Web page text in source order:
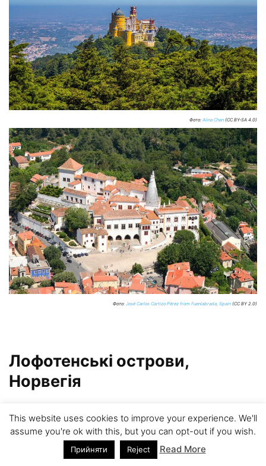
Фото: Alina Chan (CC BY-SA 4.0)
Фото: José Carlos Cortizo Pérez from Fuenlabrada, Spain (CC BY 2.0)
Лофотенські острови,
Норвегія
розташований в тундрі Норвегії. Ви ніколи не забудете
ці відчуття, коли побачите, як скелясті острови, схожі
на морських драконів, виступають з моря. Краса тут
This website uses cookies to improve your experience. We'll
assume you're ok with this, but you can opt-out if you wish.
Прийняти Reject Read More